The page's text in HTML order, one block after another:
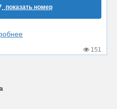
показать номер
151